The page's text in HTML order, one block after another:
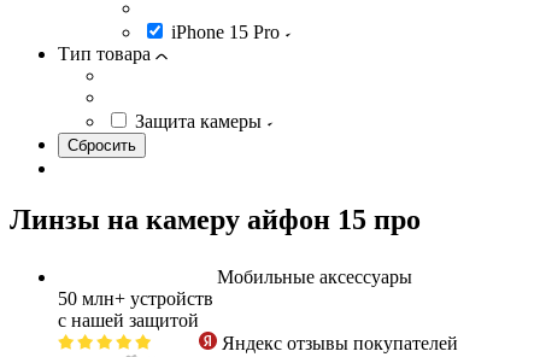
iPhone 15 Pro
Тип товара
Защита камеры
Линзы на камеру айфон 15 про
Мобильные аксессуары
50 млн+ устройств
с нашей защитой
Яндекс отзывы покупателей